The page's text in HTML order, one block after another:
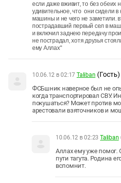
если даже вживит, то без обеих
удивительное, что они сидели
машины и не чего не заметили.
пострадавший первый сел в
и включил заднею передачу
не пострадал, хотя друзья
ему Аллах"
10.06.12 в 02:17 Taliban (Гость)
ФСБшник наверное был не
когда транспортировал СВУ.
покушаться? Может против
арестовали взяточников и
10.06.12 в 02:23 Taliban
Аллах ему уже помог.
пути тагута. Родина
вспомнит.